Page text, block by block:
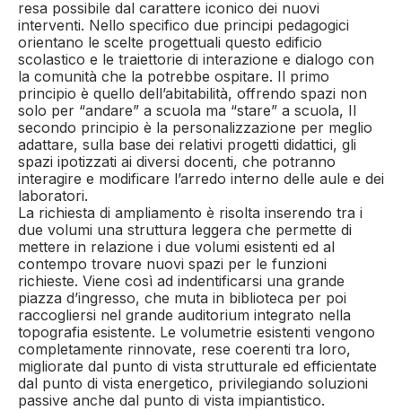
resa possibile dal carattere iconico dei nuovi
interventi. Nello specifico due principi pedagogici
orientano le scelte progettuali questo edificio
scolastico e le traiettorie di interazione e dialogo con
la comunità che la potrebbe ospitare. Il primo
principio è quello dell’abitabilità, offrendo spazi non
solo per “andare” a scuola ma “stare” a scuola, Il
secondo principio è la personalizzazione per meglio
adattare, sulla base dei relativi progetti didattici, gli
spazi ipotizzati ai diversi docenti, che potranno
interagire e modificare l’arredo interno delle aule e dei
laboratori.
La richiesta di ampliamento è risolta inserendo tra i
due volumi una struttura leggera che permette di
mettere in relazione i due volumi esistenti ed al
contempo trovare nuovi spazi per le funzioni
richieste. Viene così ad indentificarsi una grande
piazza d’ingresso, che muta in biblioteca per poi
raccogliersi nel grande auditorium integrato nella
topografia esistente. Le volumetrie esistenti vengono
completamente rinnovate, rese coerenti tra loro,
migliorate dal punto di vista strutturale ed efficientate
dal punto di vista energetico, privilegiando soluzioni
passive anche dal punto di vista impiantistico.